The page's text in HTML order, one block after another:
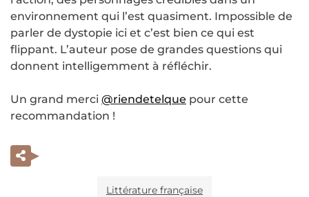
environnement qui l’est quasiment. Impossible de
parler de dystopie ici et c’est bien ce qui est
flippant. L’auteur pose de grandes questions qui
donnent intelligemment à réfléchir.
Un grand merci @riendetelque pour cette
recommandation !
Littérature française